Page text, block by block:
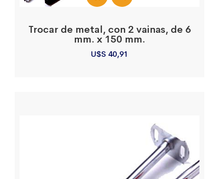
Trocar de metal, con 2 vainas, de 6
mm. x 150 mm.
U$S 40,91